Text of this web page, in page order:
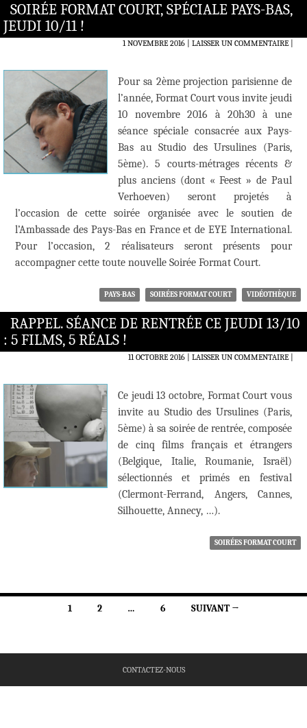
SOIRÉE FORMAT COURT, SPÉCIALE PAYS-BAS,
JEUDI 10/11 !
1 NOVEMBRE 2016 LAISSER UN COMMENTAIRE|
Pour sa 2ème projection parisienne de
l’année, Format Court vous invite jeudi
10 novembre 2016 à 20h30 à une
séance spéciale consacrée aux Pays-
Bas au Studio des Ursulines (Paris,
5ème). 5 courts-métrages récents &
plus anciens (dont « Feest » de Paul
Verhoeven) seront projetés à
l’occasion de cette soirée organisée avec le soutien de
l’Ambassade des Pays-Bas en France et de EYE International.
Pour l’occasion, 2 réalisateurs seront présents pour
accompagner cette toute nouvelle Soirée Format Court.
PAYS-BAS SOIRÉES FORMAT COURT VIDÉOTHÈQUE
RAPPEL. SÉANCE DE RENTRÉE CE JEUDI 13/10
: 5 FILMS, 5 RÉALS !
11 OCTOBRE 2016 LAISSER UN COMMENTAIRE|
Ce jeudi 13 octobre, Format Court vous
invite au Studio des Ursulines (Paris,
5ème) à sa soirée de rentrée, composée
de cinq films français et étrangers
(Belgique, Italie, Roumanie, Israël)
sélectionnés et primés en festival
(Clermont-Ferrand, Angers, Cannes,
Silhouette, Annecy, …).
SOIRÉES FORMAT COURT
Navigation
1 2 … 6 SUIVANT →
CONTACTEZ-NOUS